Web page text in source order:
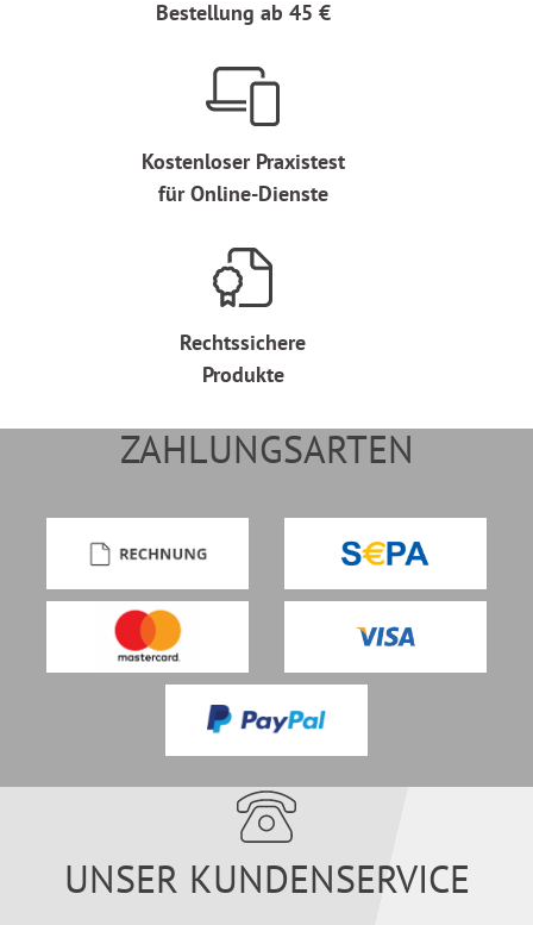
Bestellung ab 45 €
Kostenloser Praxistest
für Online-Dienste
Rechtssichere
Produkte
ZAHLUNGSARTEN
UNSER KUNDENSERVICE